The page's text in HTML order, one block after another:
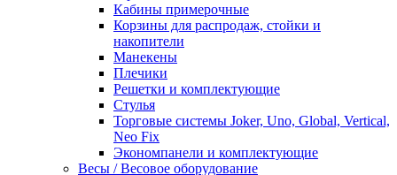
Кабины примерочные
Корзины для распродаж, стойки и
накопители
Манекены
Плечики
Решетки и комплектующие
Стулья
Торговые системы Joker, Uno, Global, Vertical,
Neo Fix
Экономпанели и комплектующие
Весы / Весовое оборудование